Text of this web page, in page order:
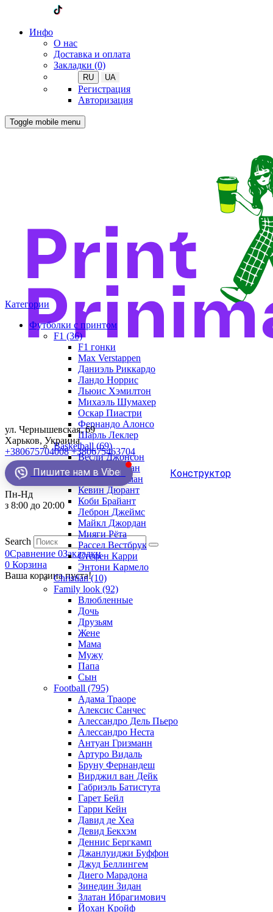
Инфо
О нас
Доставка и оплата
Закладки (0)
RU UA
Регистрация
Авторизация
Toggle mobile menu
ул. Чернышевская, 69
Харьков, Украина
+380675704008 +380675463704
Пишите нам в Viber Конструктор
Пн-Нд
з 8:00 до 20:00
Search
0Сравнение 0Закладки
0 Корзина
Ваша корзина пуста!
Категории
Футболки с принтом
F1 (36)
F1 гонки
Max Verstappen
Даниэль Риккардо
Ландо Норрис
Льюис Хэмилтон
Михаэль Шумахер
Оскар Пиастри
Фернандо Алонсо
Шарль Леклер
Basketball (69)
Весли Джонсон
Демар Деразан
Деннис Родман
Кевин Дюрант
Коби Брайант
Леброн Джеймс
Майкл Джордан
Мияги Рёта
Рассел Вестбрук
Стефен Карри
Энтони Кармело
Christian (10)
Family look (92)
Влюбленные
Дочь
Друзьям
Жене
Мама
Мужу
Папа
Сын
Football (795)
Адама Траоре
Алексис Санчес
Алессандро Дель Пьеро
Алессандро Неста
Антуан Гризманн
Артуро Видаль
Бруну Фернандеш
Вирджил ван Дейк
Габриэль Батистута
Гарет Бейл
Гарри Кейн
Давид де Хеа
Девид Бекхэм
Деннис Бергкамп
Джанлуиджи Буффон
Джуд Беллингем
Диего Марадона
Зинедин Зидан
Златан Ибрагимович
Йохан Кройф